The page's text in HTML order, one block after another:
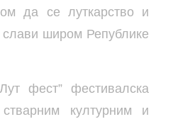
да се луткарство и
слави широм Републике
фест” фестивалска
културним и